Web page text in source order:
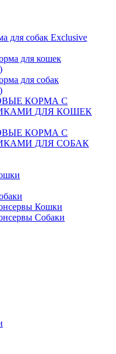
для собак Exclusive
для кошек
для собак
КОРМА С
ДЛЯ КОШЕК
КОРМА С
ДЛЯ СОБАК
Кошки
Собаки